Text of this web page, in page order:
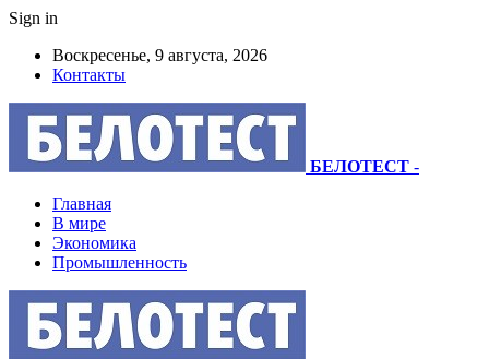
Sign in
Воскресенье, 9 августа, 2026
Контакты
БЕЛОТЕСТ -
Главная
В мире
Экономика
Промышленность